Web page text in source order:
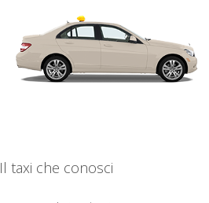
Il taxi che conosci